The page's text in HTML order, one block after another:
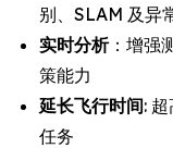
别、SLAM 及异
实时分析：增强
策能力
延长飞行时间:
任务